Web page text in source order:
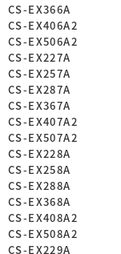
CS-EX366A
CS-EX406A2
CS-EX506A2
CS-EX227A
CS-EX257A
CS-EX287A
CS-EX367A
CS-EX407A2
CS-EX507A2
CS-EX228A
CS-EX258A
CS-EX288A
CS-EX368A
CS-EX408A2
CS-EX508A2
CS-EX229A